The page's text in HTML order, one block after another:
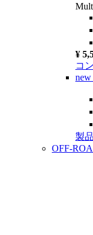
¥
コ
new
製
OFF-